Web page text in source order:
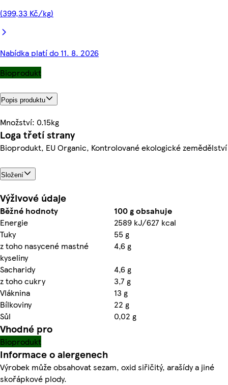
(399,33 Kč/kg)
Nabídka platí do 11. 8. 2026
Bioprodukt
Popis produktu
Množství: 0.15kg
Loga třetí strany
Bioprodukt, EU Organic, Kontrolované ekologické zemědělství
Složení
Výživové údaje
Běžné hodnoty
100 g obsahuje
Energie
2589 kJ/627 kcal
Tuky
55 g
z toho nasycené mastné
kyseliny
4,6 g
Sacharidy
4,6 g
z toho cukry
3,7 g
Vláknina
13 g
Bílkoviny
22 g
Sůl
0,02 g
Vhodné pro
Bioprodukt
Informace o alergenech
Výrobek může obsahovat sezam, oxid siřičitý, arašídy a jiné
skořápkové plody.